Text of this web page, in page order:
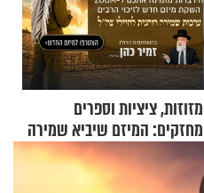
מזוזות, ציציות וספרים
מחזקים: המיזם שיביא שמירה
רוחנית לאלפי חיילי צה"ל